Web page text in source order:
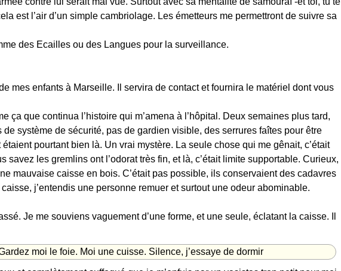
est l’air d’un simple cambriolage. Les émetteurs me permettront de suivre sa
des Ecailles ou des Langues pour la surveillance.
mes enfants à Marseille. Il servira de contact et fournira le matériel dont vous
ça que continua l’histoire qui m’amena à l’hôpital. Deux semaines plus tard,
de système de sécurité, pas de gardien visible, des serrures faîtes pour être
pourtant bien là. Un vrai mystère. La seule chose qui me gênait, c’était
savez les gremlins ont l’odorat très fin, et là, c’était limite supportable. Curieux,
mauvaise caisse en bois. C’était pas possible, ils conservaient des cadavres
j’entendis une personne remuer et surtout une odeur abominable.
Je me souviens vaguement d’une forme, et une seule, éclatant la caisse. Il
moi le foie. Moi une cuisse. Silence, j’essaye de dormir